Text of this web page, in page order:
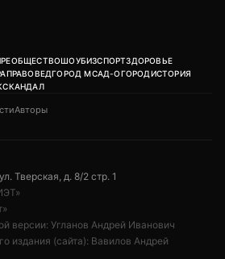
ОБЩЕСТВОШОУБИЗСПОРТЗДОРОВЬЕ
ПРАВОВЕДГОРОД МСАД-ОГОРОДИСТОРИЯ
СКАНДАЛ
Авторы
Тверская, д. 8/2 стр. 1
версии: Угланов Андрей Иванович
издания (сайта): Вавилов Андрей